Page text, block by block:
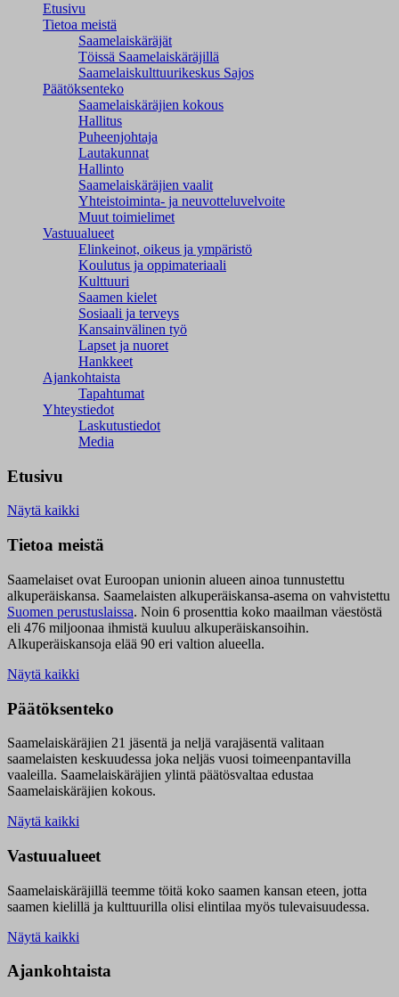
Etusivu
Tietoa meistä
Saamelaiskäräjät
Töissä Saamelaiskäräjillä
Saamelaiskulttuuri­keskus Sajos
Päätöksenteko
Saamelaiskäräjien kokous
Hallitus
Puheenjohtaja
Lautakunnat
Hallinto
Saamelaiskäräjien vaalit
Yhteistoiminta- ja neuvotteluvelvoite
Muut toimielimet
Vastuualueet
Elinkeinot, oikeus ja ympäristö
Koulutus ja oppimateriaali
Kulttuuri
Saamen kielet
Sosiaali ja terveys
Kansainvälinen työ
Lapset ja nuoret
Hankkeet
Ajankohtaista
Tapahtumat
Yhteystiedot
Laskutustiedot
Media
Etusivu
Näytä kaikki
Tietoa meistä
Saamelaiset ovat Euroopan unionin alueen ainoa tunnustettu
alkuperäiskansa. Saamelaisten alkuperäiskansa-asema on vahvistettu
Suomen perustuslaissa. Noin 6 prosenttia koko maailman väestöstä
eli 476 miljoonaa ihmistä kuuluu alkuperäiskansoihin.
Alkuperäiskansoja elää 90 eri valtion alueella.
Näytä kaikki
Päätöksenteko
Saamelaiskäräjien 21 jäsentä ja neljä varajäsentä valitaan
saamelaisten keskuudessa joka neljäs vuosi toimeenpantavilla
vaaleilla. Saamelaiskäräjien ylintä päätösvaltaa edustaa
Saamelaiskäräjien kokous.
Näytä kaikki
Vastuualueet
Saamelaiskäräjillä teemme töitä koko saamen kansan eteen, jotta
saamen kielillä ja kulttuurilla olisi elintilaa myös tulevaisuudessa.
Näytä kaikki
Ajankohtaista